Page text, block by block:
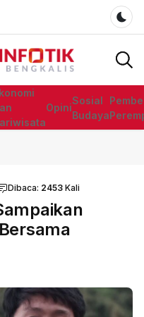
Opini
Sosial
Budaya
Dibaca: 2453 Kali